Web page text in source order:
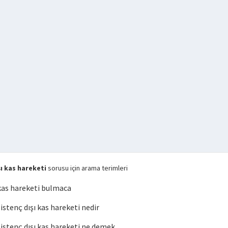
kas hareketi sorusu için arama terimleri
hareketi bulmaca
dışı kas hareketi nedir